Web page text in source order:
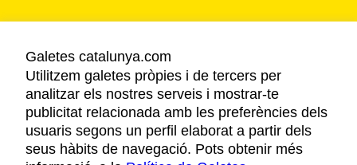
AVÍS LEGAL
POLÍTICA DE PRIVACITAT
COOKIES
Galetes catalunya.com
Utilitzem galetes pròpies i de tercers per
analitzar els nostres serveis i mostrar-te
publicitat relacionada amb les preferències dels
usuaris segons un perfil elaborat a partir dels
seus hàbits de navegació. Pots obtenir més